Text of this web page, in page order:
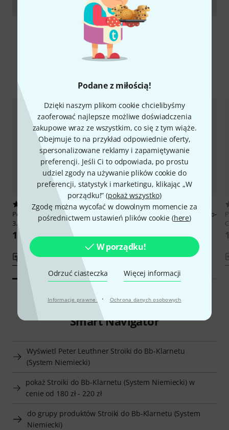
Podane z miłością!
Dzięki naszym plikom cookie chcielibyśmy
zaoferować najlepsze możliwe doświadczenia
zakupowe wraz ze wszystkim, co się z tym wiąże.
Obejmuje to na przykład odpowiednie oferty,
spersonalizowane reklamy i zapamiętywanie
preferencji. Jeśli Ci to odpowiada, po prostu
udziel zgody na używanie plików cookie do
preferencji, statystyk i marketingu, klikając „W
porządku!” (pokaż wszystko)
Zgodę można wycofać w dowolnym momencie za
pośrednictwem ustawień plików cookie (here)
W porządku!
Odrzuć ciasteczka Więcej informacji
Informacje prawne · Ochrona danych osobowych
2
Peter Leuthner Bb-Clarinet Wien
3.0 Standard
188 zł
porównaj
5
Peter Leuthner Prof. German Bb-
Clarinet 3.0
188 zł
porównaj
Smart Navigator
Wyświetl Peter Leuthner Stroiki do Bb-Klarnetu
(System Niemiecki)
pokaż Stroiki do Bb-Klarnetu (System Niemiecki) w
cenie od 180 zł - 220 zł
do grupy produktów Stroiki do Bb-Klarnetu (System
Niemiecki)